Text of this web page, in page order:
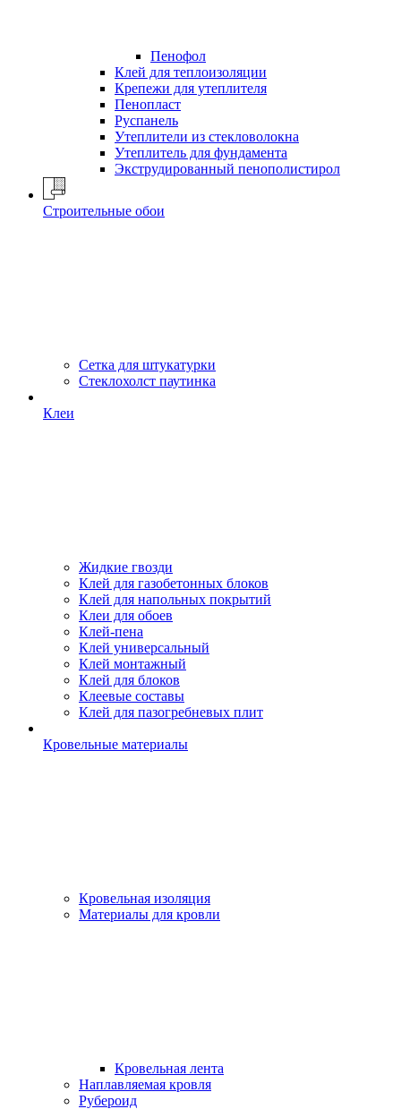
Пенофол
Клей для теплоизоляции
Крепежи для утеплителя
Пенопласт
Руспанель
Утеплители из стекловолокна
Утеплитель для фундамента
Экструдированный пенополистирол
Строительные обои
Сетка для штукатурки
Стеклохолст паутинка
Клеи
Жидкие гвозди
Клей для газобетонных блоков
Клей для напольных покрытий
Клеи для обоев
Клей-пена
Клей универсальный
Клей монтажный
Клей для блоков
Клеевые составы
Клей для пазогребневых плит
Кровельные материалы
Кровельная изоляция
Материалы для кровли
Кровельная лента
Наплавляемая кровля
Рубероид